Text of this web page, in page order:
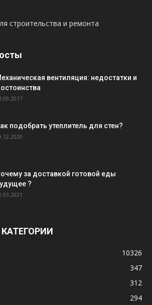
строительства и ремонта
вентиляция: недостатки и
подобрать утеплитель для стен?
за доставкой готовой еды
?
10326
347
312
294